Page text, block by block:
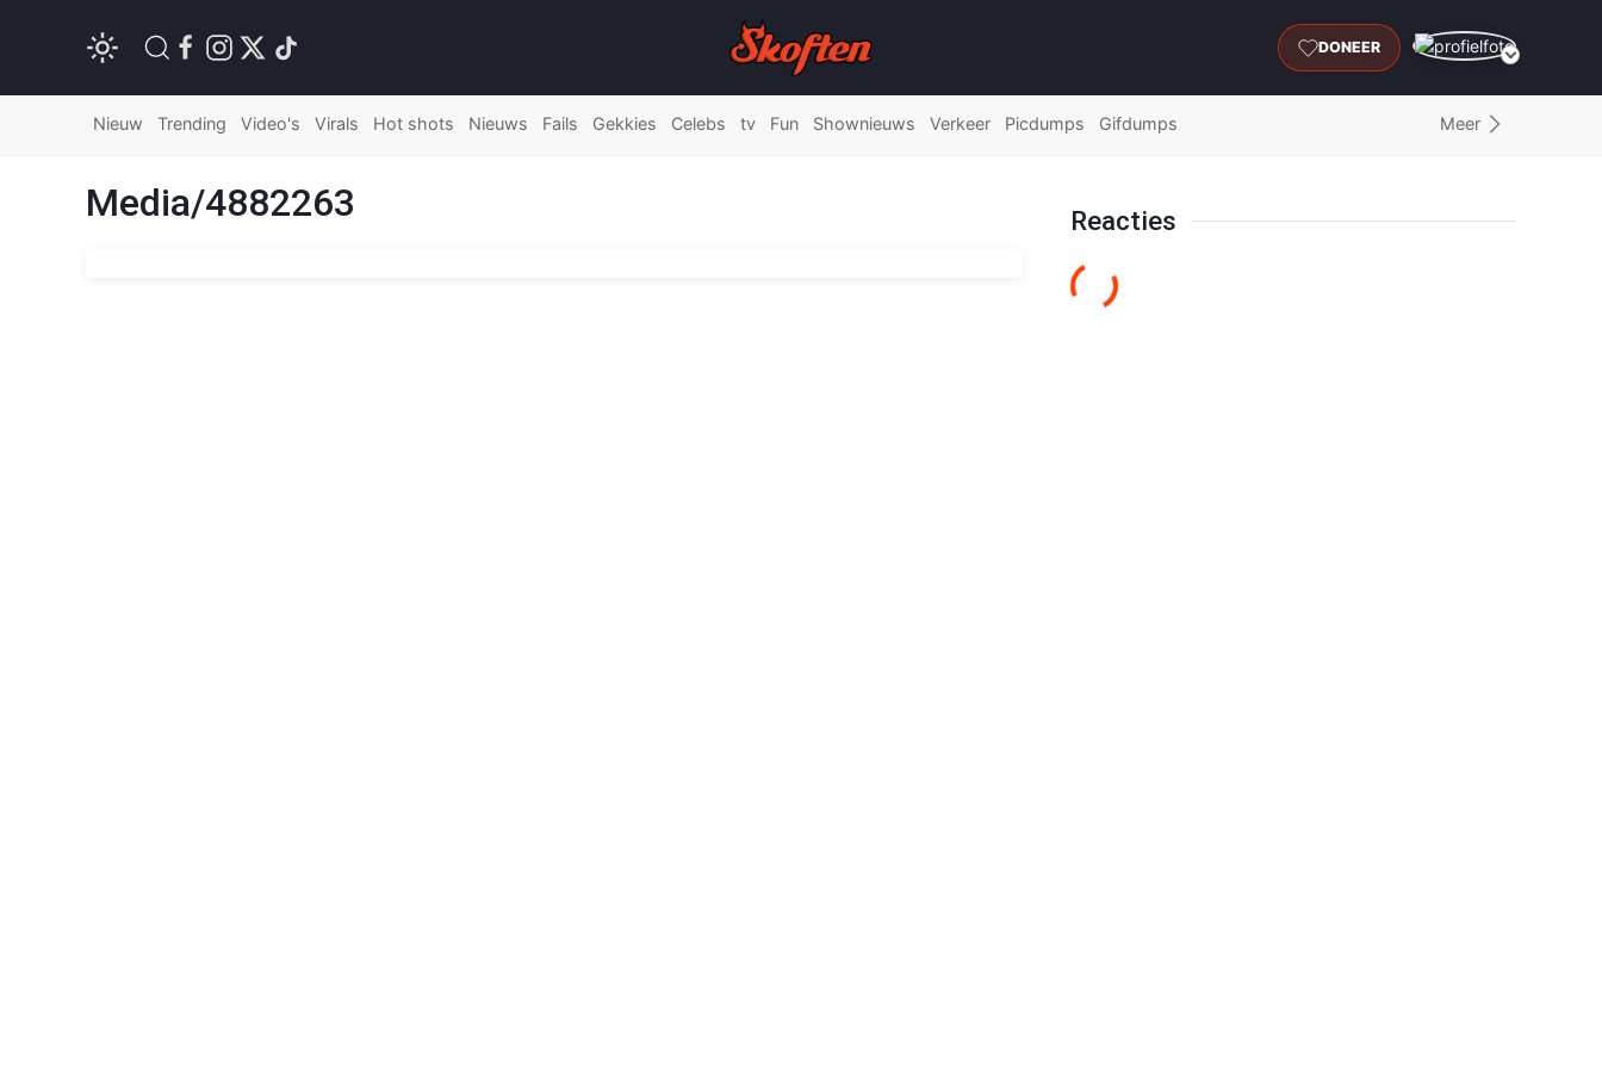
DONEER
Nieuw Trending Video's Virals Hot shots Nieuws Fails Gekkies Celebs tv Fun Shownieuws Verkeer Picdumps Gifdumps Meer
Media/4882263 Reacties